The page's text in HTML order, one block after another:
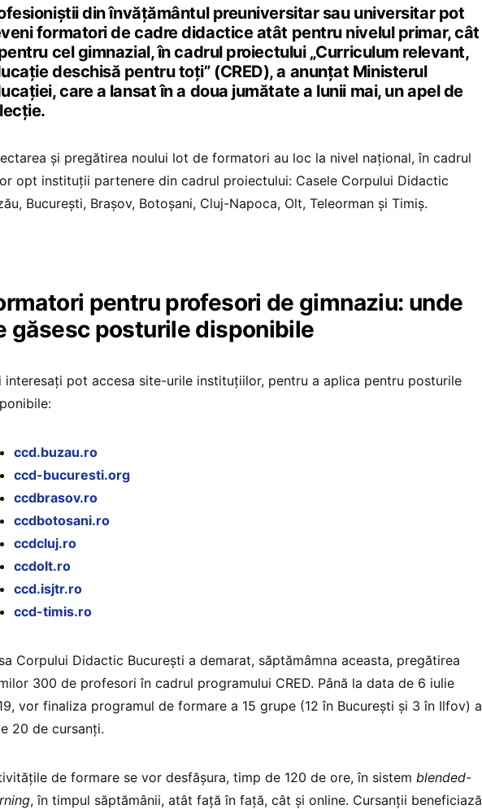
din învățământul preuniversitar sau universitar pot
formatori de cadre didactice atât pentru nivelul primar, cât
cel gimnazial, în cadrul proiectului „Curriculum relevant,
deschisă pentru toți” (CRED), a anunțat Ministerul
care a lansat în a doua jumătate a lunii mai, un apel de
și pregătirea noului lot de formatori au loc la nivel național, în cadrul
opt instituții partenere din cadrul proiectului: Casele Corpului Didactic
București, Brașov, Botoșani, Cluj-Napoca, Olt, Teleorman și Timiș.
pentru profesori de gimnaziu: unde
găsesc posturile disponibile
interesați pot accesa site-urile instituțiilor, pentru a aplica pentru posturile
ccd.buzau.ro
ccd-bucuresti.org
ccdbrasov.ro
ccdbotosani.ro
ccdcluj.ro
ccdolt.ro
ccd.isjtr.ro
ccd-timis.ro
Corpului Didactic București a demarat, săptămâmna aceasta, pregătirea
300 de profesori în cadrul programului CRED. Până la data de 6 iulie
vor finaliza programul de formare a 15 grupe (12 în București și 3 în Ilfov) a
20 de cursanți.
de formare se vor desfășura, timp de 120 de ore, în sistem blended-
, în timpul săptămânii, atât față în față, cât și online. Cursanții beneficiază